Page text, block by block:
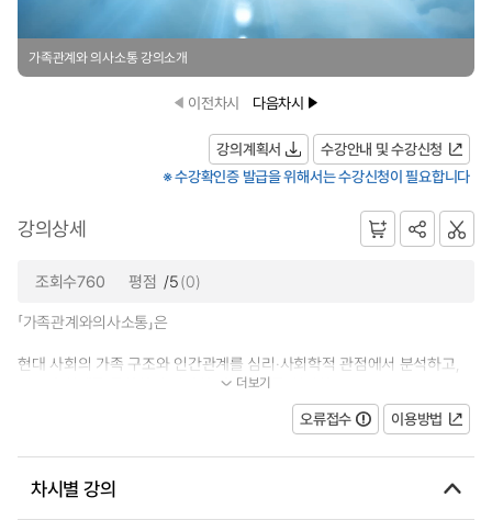
가족관계와 의사소통 강의소개
이전차시 다음차시
강의계획서
수강안내 및 수강신청
※ 수강확인증 발급을 위해서는 수강신청이 필요합니다
강의상세
조회수760 평점 /5(0)
「가족관계와의사소통」은
현대 사회의 가족 구조와 인간관계를 심리·사회학적 관점에서 분석하고,
이론과 실제를 통합하여 건강한 가족관계를 형성하고...
더보기
오류접수 이용방법
차시별 강의